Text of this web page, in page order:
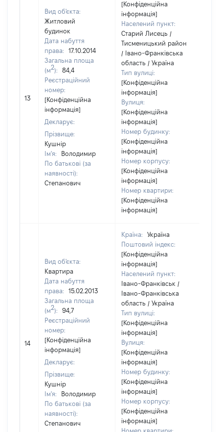
13
Вид об'єкта:
Житловий
будинок
Дата набуття
права:
17.10.2014
Загальна площа
(м2):
84,4
Реєстраційний
номер:
[Конфіденційна
інформація]
Декларує:
Прізвище:
Кушнір
Ім'я:
Володимир
По батькові (за
наявності):
Степанович
[Конфіденційна
інформація]
Населений пункт:
Старий Лисець /
Тисменицький район
/ Івано-Франківська
область / Україна
Тип вулиці:
[Конфіденційна
інформація]
Вулиця:
[Конфіденційна
інформація]
Номер будинку:
[Конфіденційна
інформація]
Номер корпусу:
[Конфіденційна
інформація]
Номер квартири:
[Конфіденційна
інформація]
14
Вид об'єкта:
Квартира
Дата набуття
права:
15.02.2013
Загальна площа
(м2):
94,7
Реєстраційний
номер:
[Конфіденційна
інформація]
Декларує:
Прізвище:
Кушнір
Ім'я:
Володимир
По батькові (за
наявності):
Степанович
Країна:
Україна
Поштовий індекс:
[Конфіденційна
інформація]
Населений пункт:
Івано-Франківськ /
Івано-Франківська
область / Україна
Тип вулиці:
[Конфіденційна
інформація]
Вулиця:
[Конфіденційна
інформація]
Номер будинку:
[Конфіденційна
інформація]
Номер корпусу:
[Конфіденційна
інформація]
Номер квартири: